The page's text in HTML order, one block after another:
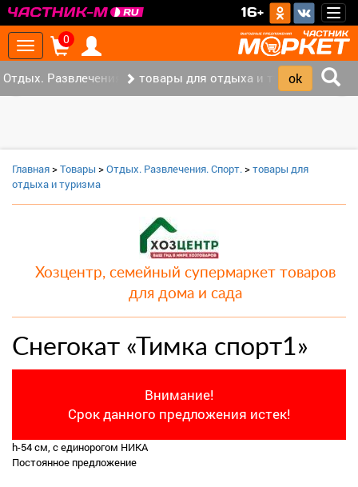
16+
Toggle
navigation
0
Отдых. Развлечения. Спорт. (2)товары для отдыха и туризма (1)
Главная>Товары >Отдых. Развлечения. Спорт.>товары для
отдыха и туризма
Хозцентр, семейный супермаркет товаров
для дома и сада
Снегокат «Тимка спорт1»
Внимание!
Срок данного предложения истек!
h-54 см, с единорогом НИКА
Постоянное предложение
‹ ›